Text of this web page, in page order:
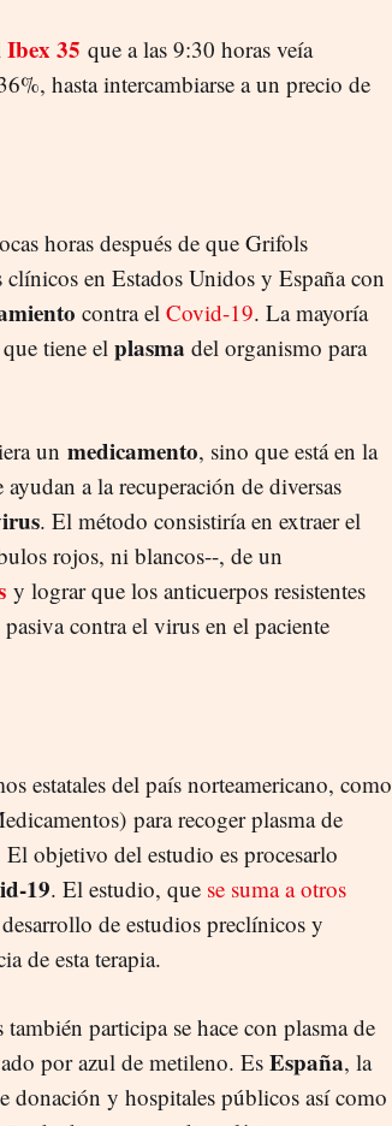
Ibex 35 que a las 9:30 horas veía
hasta intercambiarse a un precio de
horas después de que Grifols
en Estados Unidos y España con
contra el Covid-19. La mayoría
tiene el plasma del organismo para
un medicamento, sino que está en la
a la recuperación de diversas
. El método consistiría en extraer el
rojos, ni blancos--, de un
y lograr que los anticuerpos resistentes
contra el virus en el paciente
estatales del país norteamericano, como
para recoger plasma de
objetivo del estudio es procesarlo
19. El estudio, que se suma a otros
de estudios preclínicos y
de esta terapia.
participa se hace con plasma de
por azul de metileno. Es España, la
donación y hospitales públicos así como